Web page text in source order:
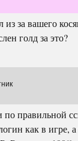
из за вашего
голд за это?
по правильной
как в игре,